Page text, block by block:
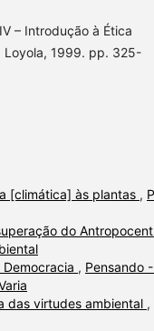
– Introdução à Ética
Loyola, 1999. pp. 325-
[climática] às plantas ,
do
Democracia , Pensando
das virtudes ambiental ,